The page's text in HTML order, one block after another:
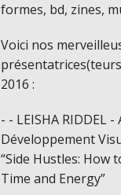
formes, bd, zines,
Voici nos
2016 :
- - LEISHA RIDDEL
Développement
“Side Hustles: How
Time and Energy”